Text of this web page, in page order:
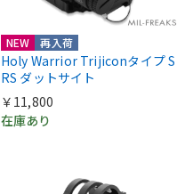
NEW 再入荷
Holy Warrior Trijiconタイプ S
RS ダットサイト
￥11,800
在庫あり